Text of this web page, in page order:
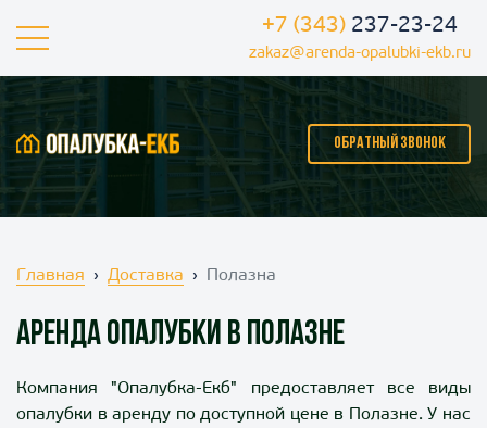
+7 (343) 237-23-24
zakaz@arenda-opalubki-ekb.ru
ОБРАТНЫЙ ЗВОНОК
Главная Доставка Полазна
Аренда опалубки в Полазне
Компания "Опалубка-Екб" предоставляет все виды
опалубки в аренду по доступной цене в Полазне. У нас